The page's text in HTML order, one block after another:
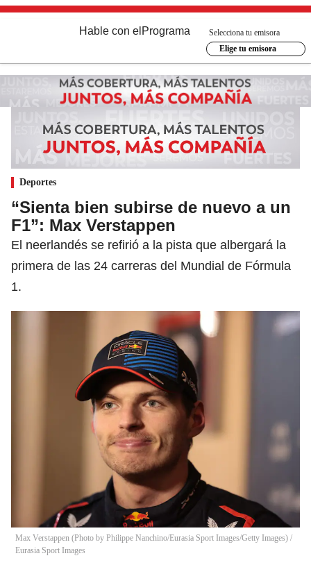
Hable con el Programa
Selecciona tu emisora
Elige tu emisora
Deportes
“Sienta bien subirse de nuevo a un
F1”: Max Verstappen
El neerlandés se refirió a la pista que albergará la
primera de las 24 carreras del Mundial de Fórmula
1.
Max Verstappen (Photo by Philippe Nanchino/Eurasia Sport Images/Getty Images) /
Eurasia Sport Images